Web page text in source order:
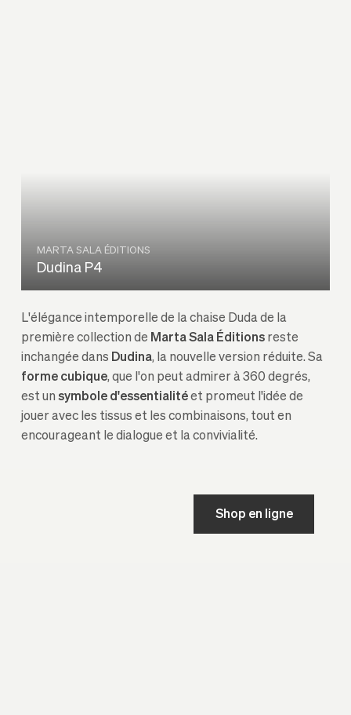
MARTA SALA ÉDITIONS
Dudina P4
L'élégance intemporelle de la chaise Duda de la
première collection de Marta Sala Éditionsreste
inchangée dans Dudina, la nouvelle version réduite. Sa
forme cubique, que l'on peut admirer à 360 degrés,
est un symbole d'essentialitéet promeut l'idée de
jouer avec les tissus et les combinaisons, tout en
encourageant le dialogue et la convivialité.
Shop en ligne